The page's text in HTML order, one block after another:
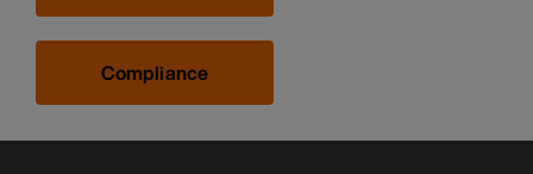
Compliance